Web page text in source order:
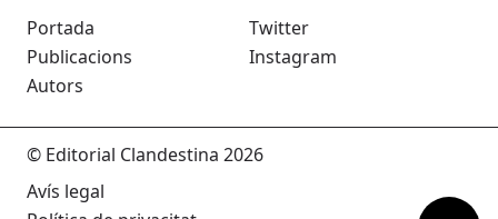
Portada
Publicacions
Autors
Twitter
Instagram
© Editorial Clandestina 2026
Avís legal